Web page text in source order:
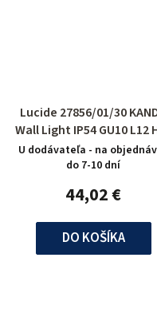
Lucide 27856/01/30
Wall Light IP54 GU10 L12
W13cm
U dodávateľa - na
do 7-10 dní
44,02 €
DO KOŠÍKA